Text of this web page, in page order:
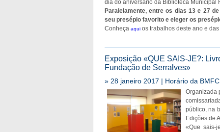
dia do aniversário da Biblioteca Municipal
Paralelamente, entre os dias 13 e 27
seu presépio favorito e eleger os
Conheça aquios trabalhos deste ano e
Exposição «QUE SAIS-JE?:
Fundação de Serralves»
» 28 janeiro 2017 | Horário da
Organizada
público, na
Edições de
«Que sais-